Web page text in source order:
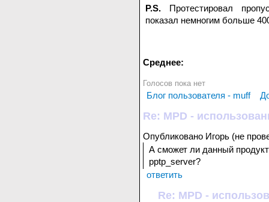
P.S. Протестировал
показал немногим больше
Среднее:
Голосов пока нет
Блог пользователя - muff
Re: MPD -
Опубликовано Игорь (не
А сможет ли данный
pptp_server?
ответить
Re: MPD -